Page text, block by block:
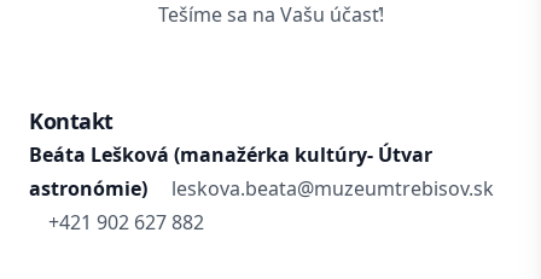
Tešíme sa na Vašu účasť!
Kontakt
Beáta Lešková (manažérka kultúry- Útvar
astronómie)
leskova.beata@muzeumtrebisov.sk
+421 902 627 882